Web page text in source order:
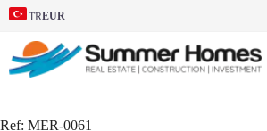
TREUR
Ref: MER-0061